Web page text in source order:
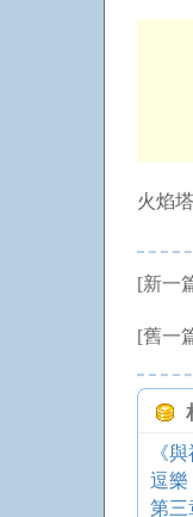
火焰
[新一
[舊一
《
逗樂
第三